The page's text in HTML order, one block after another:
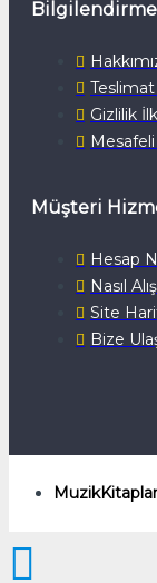
Bilgilendirme
Gizlilik
Müşteri
Hesap
Nasıl
Site
Bize